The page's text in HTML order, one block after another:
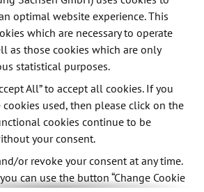
3D-Modell sollen tektonische
besser
Die Ergebnisse können künftig
Bergbauvorhaben auf
und
frühzeitig einzuschätzen.
beträgt rund 1,25 Millionen
optimal website experience. This
which are necessary to operate
as those cookies which are only
statistical purposes.
All” to accept all cookies. If you
used, then please click on the
cookies continue to be
your consent.
or revoke your consent at any time.
can use the button “Change Cookie